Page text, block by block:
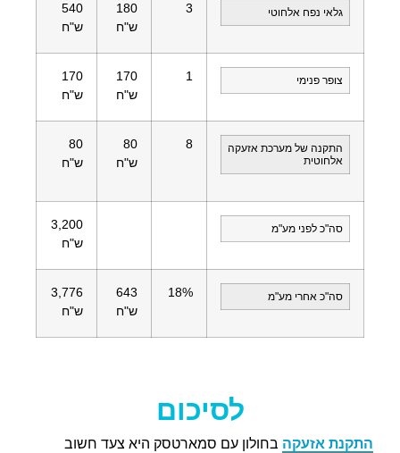
גלאי נפח אלחוטי 3
180
ש"ח
540
ש"ח
צופר פנימי 1
170
ש"ח
170
ש"ח
התקנה של מערכת אזעקה
אלחוטית
8
80
ש"ח
80
ש"ח
סה"כ לפני מע"מ
3,200
ש"ח
סה"כ אחרי מע"מ 18%
643
ש"ח
3,776
ש"ח
לסיכום
התקנת אזעקה בחולון עם סמארטסק היא צעד חשוב